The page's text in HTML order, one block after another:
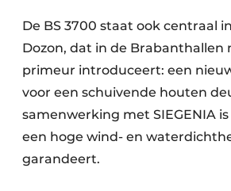
De BS 3700 staat ook centraal
Dozon, dat in de Brabanthallen
primeur introduceert: een
voor een schuivende houten
samenwerking met SIEGENIA
een hoge wind- en
garandeert.